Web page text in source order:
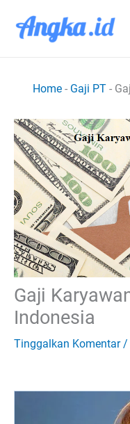
Home - Gaji PT -
Gaji
Indonesia
Tinggalkan Komentar /